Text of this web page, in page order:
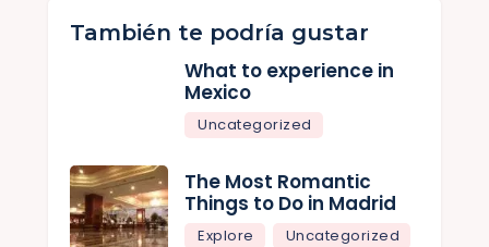
También te podría gustar
What to experience in
Mexico
Uncategorized
The Most Romantic
Things to Do in Madrid
Explore Uncategorized